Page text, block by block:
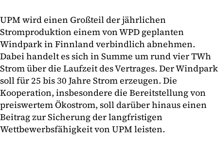
UPM wird einen Großteil der jährlichen
Stromproduktion einem von WPD geplanten
Windpark in Finnland verbindlich abnehmen.
Dabei handelt es sich in Summe um rund vier TWh
Strom über die Laufzeit des Vertrages. Der Windpark
soll für 25 bis 30 Jahre Strom erzeugen. Die
Kooperation, insbesondere die Bereitstellung von
preiswertem Ökostrom, soll darüber hinaus einen
Beitrag zur Sicherung der langfristigen
Wettbewerbsfähigkeit von UPM leisten.